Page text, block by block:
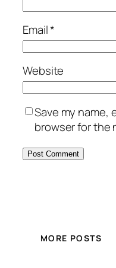
Email*
Website
Save my name,
browser for the
MORE POSTS